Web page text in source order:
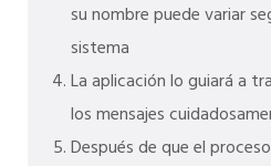
su nombre puede variar
sistema
La aplicación lo guiará a
los mensajes
Después de que el